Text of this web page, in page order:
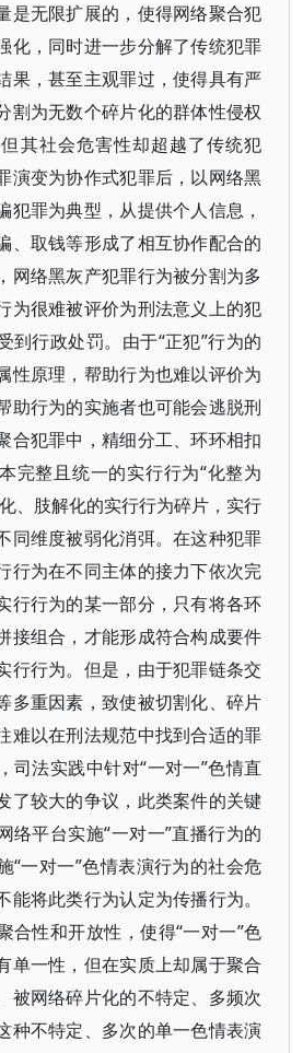
是无限扩展的，使得网络聚合犯
化，同时进一步分解了传统犯罪
果，甚至主观罪过，使得具有严
割为无数个碎片化的群体性侵权
其社会危害性却超越了传统犯
演变为协作式犯罪后，以网络黑
犯罪为典型，从提供个人信息，
、取钱等形成了相互协作配合的
网络黑灰产犯罪行为被分割为多
为很难被评价为刑法意义上的犯
到行政处罚。由于“正犯”行为的
性原理，帮助行为也难以评价为
助行为的实施者也可能会逃脱刑
合犯罪中，精细分工、环环相扣
完整且统一的实行行为“化整为
、肢解化的实行行为碎片，实行
同维度被弱化消弭。在这种犯罪
行为在不同主体的接力下依次完
行行为的某一部分，只有将各环
接组合，才能形成符合构成要件
行行为。但是，由于犯罪链条交
多重因素，致使被切割化、碎片
难以在刑法规范中找到合适的罪
司法实践中针对“一对一”色情直
了较大的争议，此类案件的关键
络平台实施“一对一”直播行为的
“一对一”色情表演行为的社会危
能将此类行为认定为传播行为。
合性和开放性，使得“一对一”色
单一性，但在实质上却属于聚合
被网络碎片化的不特定、多频次
种不特定、多次的单一色情表演